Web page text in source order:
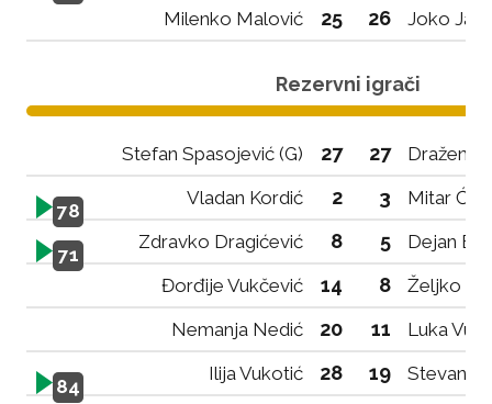
Milenko Malović
25 26 Joko
Rezervni igrači
Stefan Spasojević (G) 27 27 Dražen
78
Vladan Kordić 2 3 Mitar
71
Zdravko Dragićević 8 5
Dejan
Đorđije Vukčević
14 8
Željko
Nemanja Nedić
20 11 Luka
84
Ilija Vukotić 28 19
Stevan